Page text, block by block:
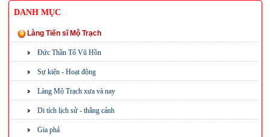
DANH MỤC
Làng Tiến sĩ Mộ Trạch
Đức Thần Tổ Vũ Hồn
Sự kiện - Hoạt động
Làng Mộ Trạch xưa và nay
Di tích lịch sử - thắng cảnh
Gia phả